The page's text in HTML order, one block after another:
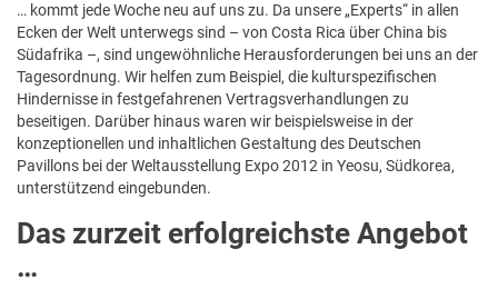
… kommt jede Woche neu auf uns zu. Da unsere „Experts“ in allen
Ecken der Welt unterwegs sind – von Costa Rica über China bis
Südafrika –, sind ungewöhnliche Herausforderungen bei uns an der
Tagesordnung. Wir helfen zum Beispiel, die kulturspezifischen
Hindernisse in festgefahrenen Vertragsverhandlungen zu
beseitigen. Darüber hinaus waren wir beispielsweise in der
konzeptionellen und inhaltlichen Gestaltung des Deutschen
Pavillons bei der Weltausstellung Expo 2012 in Yeosu, Südkorea,
unterstützend eingebunden.
Das zurzeit erfolgreichste Angebot
…